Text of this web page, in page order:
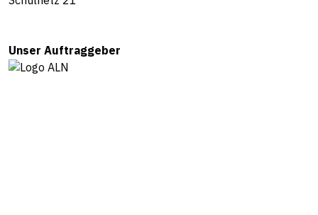
Unser Auftraggeber